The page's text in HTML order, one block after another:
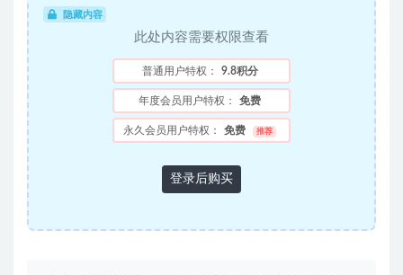
隐藏内容
此处内容需要权限查看
普通用户特权： 9.8积分
年度会员用户特权： 免费
永久会员用户特权： 免费 推荐
登录后购买